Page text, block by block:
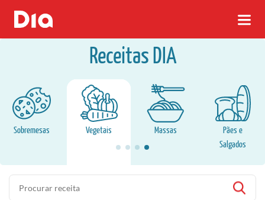
Receitas DIA
Sobremesas Vegetais Massas
Pães e
Salgados
Pesquisa